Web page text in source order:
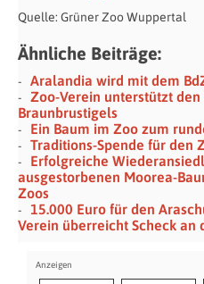
Quelle: Grüner Zoo Wuppertal
Ähnliche Beiträge:
Aralandia wird mit dem
Zoo-Verein unterstützt
Braunbrustigels
Ein Baum im Zoo zum
Traditions-Spende für den
Erfolgreiche
ausgestorbenen Moorea-
Zoos
15.000 Euro für den
Verein überreicht Scheck an